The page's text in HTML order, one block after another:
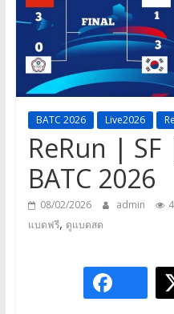
game,
my
BATC 2026 Live2026
ReRun | SF
BATC 2026
08/02/2026 admin
แบดฟรี, ดูแบดสด